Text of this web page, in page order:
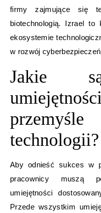
firmy zajmujące się
biotechnologią. Izrael to
ekosystemie
w rozwój
Jakie
technologii?
Aby odnieść sukces w
pracownicy muszą
umiejętności
Przede wszystkim